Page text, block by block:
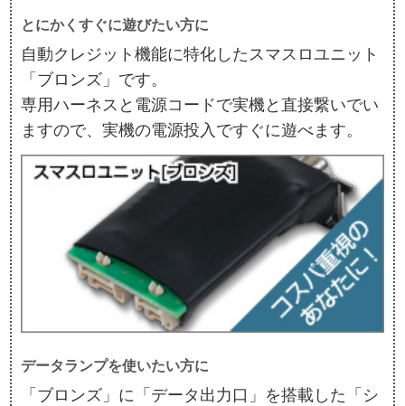
とにかくすぐに遊びたい方に
自動クレジット機能に特化したスマスロユニット
「ブロンズ」です。
専用ハーネスと電源コードで実機と直接繋いでい
ますので、実機の電源投入ですぐに遊べます。
データランプを使いたい方に
「ブロンズ」に「データ出力口」を搭載した「シ